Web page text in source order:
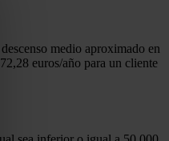
medio aproximado en
euros/año para un cliente